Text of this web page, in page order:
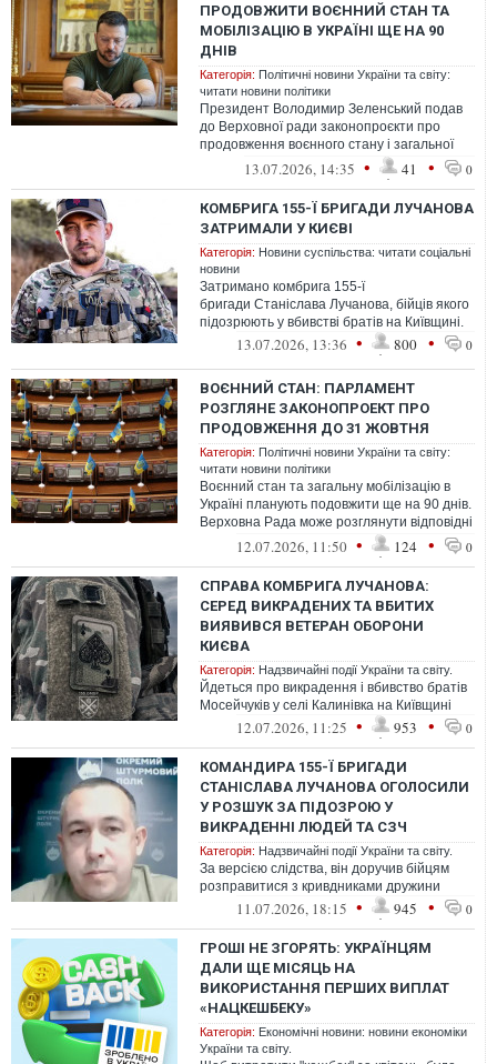
ПРОДОВЖИТИ ВОЄННИЙ СТАН ТА
МОБІЛІЗАЦІЮ В УКРАЇНІ ЩЕ НА 90
ДНІВ
Категорія: Політичні новини України та світу:
читати новини політики
Президент Володимир Зеленський подав
до Верховної ради законопроєкти про
продовження воєнного стану і загальної
мобілізації.13.07.2026, 14:35 • 41 • 0
КОМБРИГА 155-Ї БРИГАДИ ЛУЧАНОВА
ЗАТРИМАЛИ У КИЄВІ
Категорія: Новини суспільства: читати соціальні
новини
Затримано комбрига 155-ї
бригади Станіслава Лучанова, бійців якого
підозрюють у вбивстві братів на Київщині.
13.07.2026, 13:36 • 800 • 0
ВОЄННИЙ СТАН: ПАРЛАМЕНТ
РОЗГЛЯНЕ ЗАКОНОПРОЕКТ ПРО
ПРОДОВЖЕННЯ ДО 31 ЖОВТНЯ
Категорія: Політичні новини України та світу:
читати новини політики
Воєнний стан та загальну мобілізацію в
Україні планують подовжити ще на 90 днів.
Верховна Рада може розглянути відповідні
законопроєкти вже 14–15 липн...
12.07.2026, 11:50 • 124 • 0
СПРАВА КОМБРИГА ЛУЧАНОВА:
СЕРЕД ВИКРАДЕНИХ ТА ВБИТИХ
ВИЯВИВСЯ ВЕТЕРАН ОБОРОНИ
КИЄВА
Категорія: Надзвичайні події України та світу.
Йдеться про викрадення і вбивство братів
Мосейчуків у селі Калинівка на Київщині
12.07.2026, 11:25 • 953 • 0
КОМАНДИРА 155-Ї БРИГАДИ
СТАНІСЛАВА ЛУЧАНОВА ОГОЛОСИЛИ
У РОЗШУК ЗА ПІДОЗРОЮ У
ВИКРАДЕННІ ЛЮДЕЙ ТА СЗЧ
Категорія: Надзвичайні події України та світу.
За версією слідства, він доручив бійцям
розправитися з кривдниками дружини
11.07.2026, 18:15 • 945 • 0
ГРОШІ НЕ ЗГОРЯТЬ: УКРАЇНЦЯМ
ДАЛИ ЩЕ МІСЯЦЬ НА
ВИКОРИСТАННЯ ПЕРШИХ ВИПЛАТ
«НАЦКЕШБЕКУ»
Категорія: Економічні новини: новини економіки
України та світу.